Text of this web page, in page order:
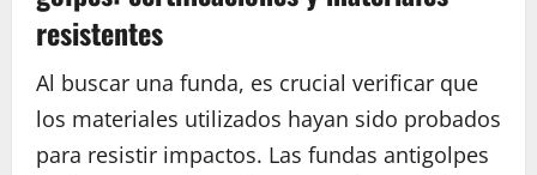
resistentes
Al buscar una funda, es crucial verificar que
los materiales utilizados hayan sido probados
para resistir impactos. Las fundas antigolpes